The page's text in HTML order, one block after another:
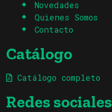
Novedades
Quienes Somos
Contacto
Catálogo
Catálogo completo
Redes sociales